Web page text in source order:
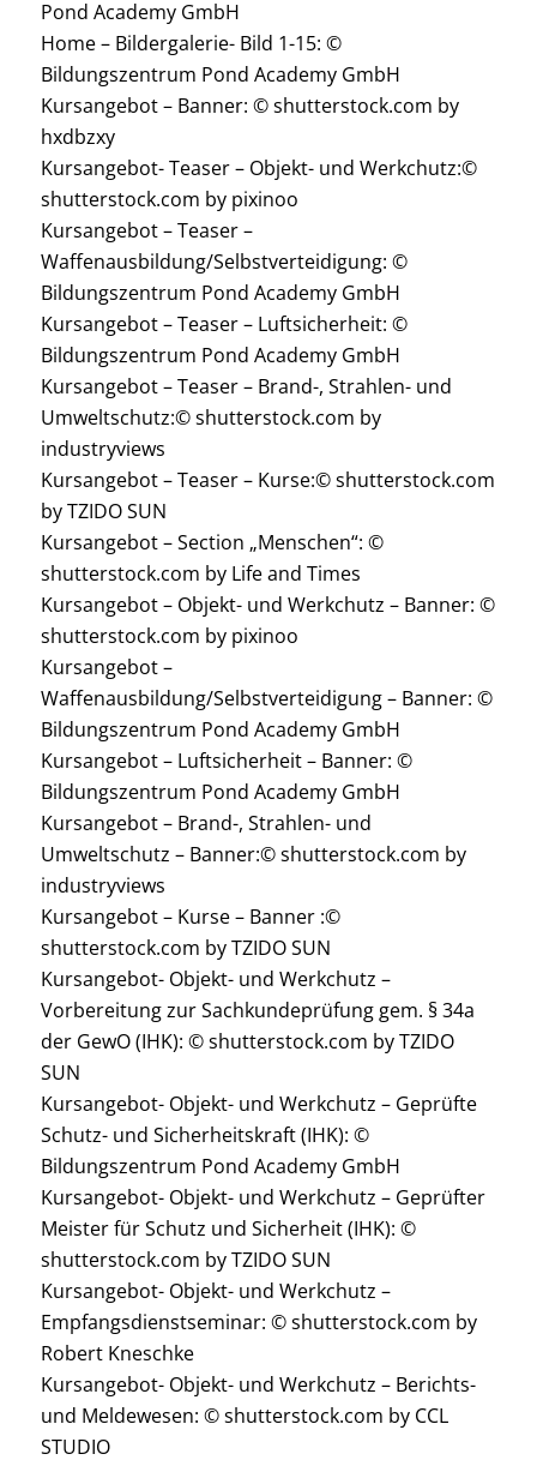
Pond Academy GmbH
Home – Bildergalerie- Bild 1-15: ©
Bildungszentrum Pond Academy GmbH
Kursangebot – Banner: © shutterstock.com by
hxdbzxy
Kursangebot- Teaser – Objekt- und Werkchutz:©
shutterstock.com by pixinoo
Kursangebot – Teaser –
Waffenausbildung/Selbstverteidigung: ©
Bildungszentrum Pond Academy GmbH
Kursangebot – Teaser – Luftsicherheit: ©
Bildungszentrum Pond Academy GmbH
Kursangebot – Teaser – Brand-, Strahlen- und
Umweltschutz:© shutterstock.com by
industryviews
Kursangebot – Teaser – Kurse:© shutterstock.com
by TZIDO SUN
Kursangebot – Section „Menschen“: ©
shutterstock.com by Life and Times
Kursangebot – Objekt- und Werkchutz – Banner: ©
shutterstock.com by pixinoo
Kursangebot –
Waffenausbildung/Selbstverteidigung – Banner: ©
Bildungszentrum Pond Academy GmbH
Kursangebot – Luftsicherheit – Banner: ©
Bildungszentrum Pond Academy GmbH
Kursangebot – Brand-, Strahlen- und
Umweltschutz – Banner:© shutterstock.com by
industryviews
Kursangebot – Kurse – Banner :©
shutterstock.com by TZIDO SUN
Kursangebot- Objekt- und Werkchutz –
Vorbereitung zur Sachkundeprüfung gem. § 34a
der GewO (IHK): © shutterstock.com by TZIDO
SUN
Kursangebot- Objekt- und Werkchutz – Geprüfte
Schutz- und Sicherheitskraft (IHK): ©
Bildungszentrum Pond Academy GmbH
Kursangebot- Objekt- und Werkchutz – Geprüfter
Meister für Schutz und Sicherheit (IHK): ©
shutterstock.com by TZIDO SUN
Kursangebot- Objekt- und Werkchutz –
Empfangsdienstseminar: © shutterstock.com by
Robert Kneschke
Kursangebot- Objekt- und Werkchutz – Berichts-
und Meldewesen: © shutterstock.com by CCL
STUDIO